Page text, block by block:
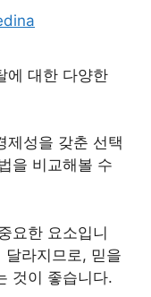
에 대한 다양한
제성을 갖춘 선택
을 비교해볼 수
요한 요소입니
달라지므로, 믿을
것이 좋습니다.